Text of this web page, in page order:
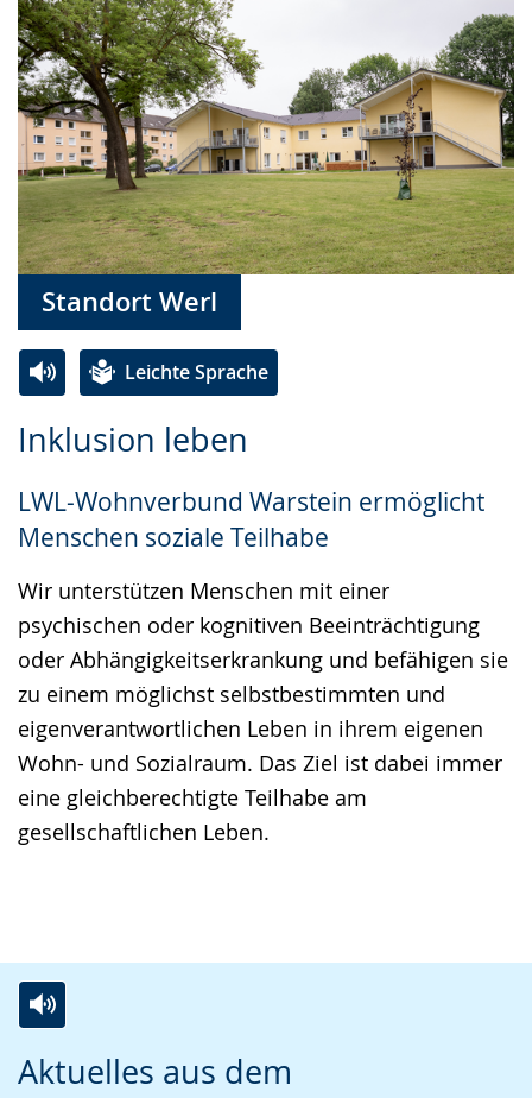
Standort Werl
Inklusion leben
LWL-Wohnverbund Warstein ermöglicht
Menschen soziale Teilhabe
Wir unterstützen Menschen mit einer
psychischen oder kognitiven Beeinträchtigung
oder Abhängigkeitserkrankung und befähigen sie
zu einem möglichst selbstbestimmten und
eigenverantwortlichen Leben in ihrem eigenen
Wohn- und Sozialraum. Das Ziel ist dabei immer
eine gleichberechtigte Teilhabe am
gesellschaftlichen Leben.
Leichte Sprache
Leichten
wechseln.
Audio-
Video
Deutscher
Gebärdensprache
wird
angezeigt.
Leistungsberechtigte Personen,
Angehörige, gesetzl. Betreuer
Der LWL-Wohnverbund Warstein
Mitarbeiter und Bewerber
Aktuelles aus dem
Leichten
Audio-
Video